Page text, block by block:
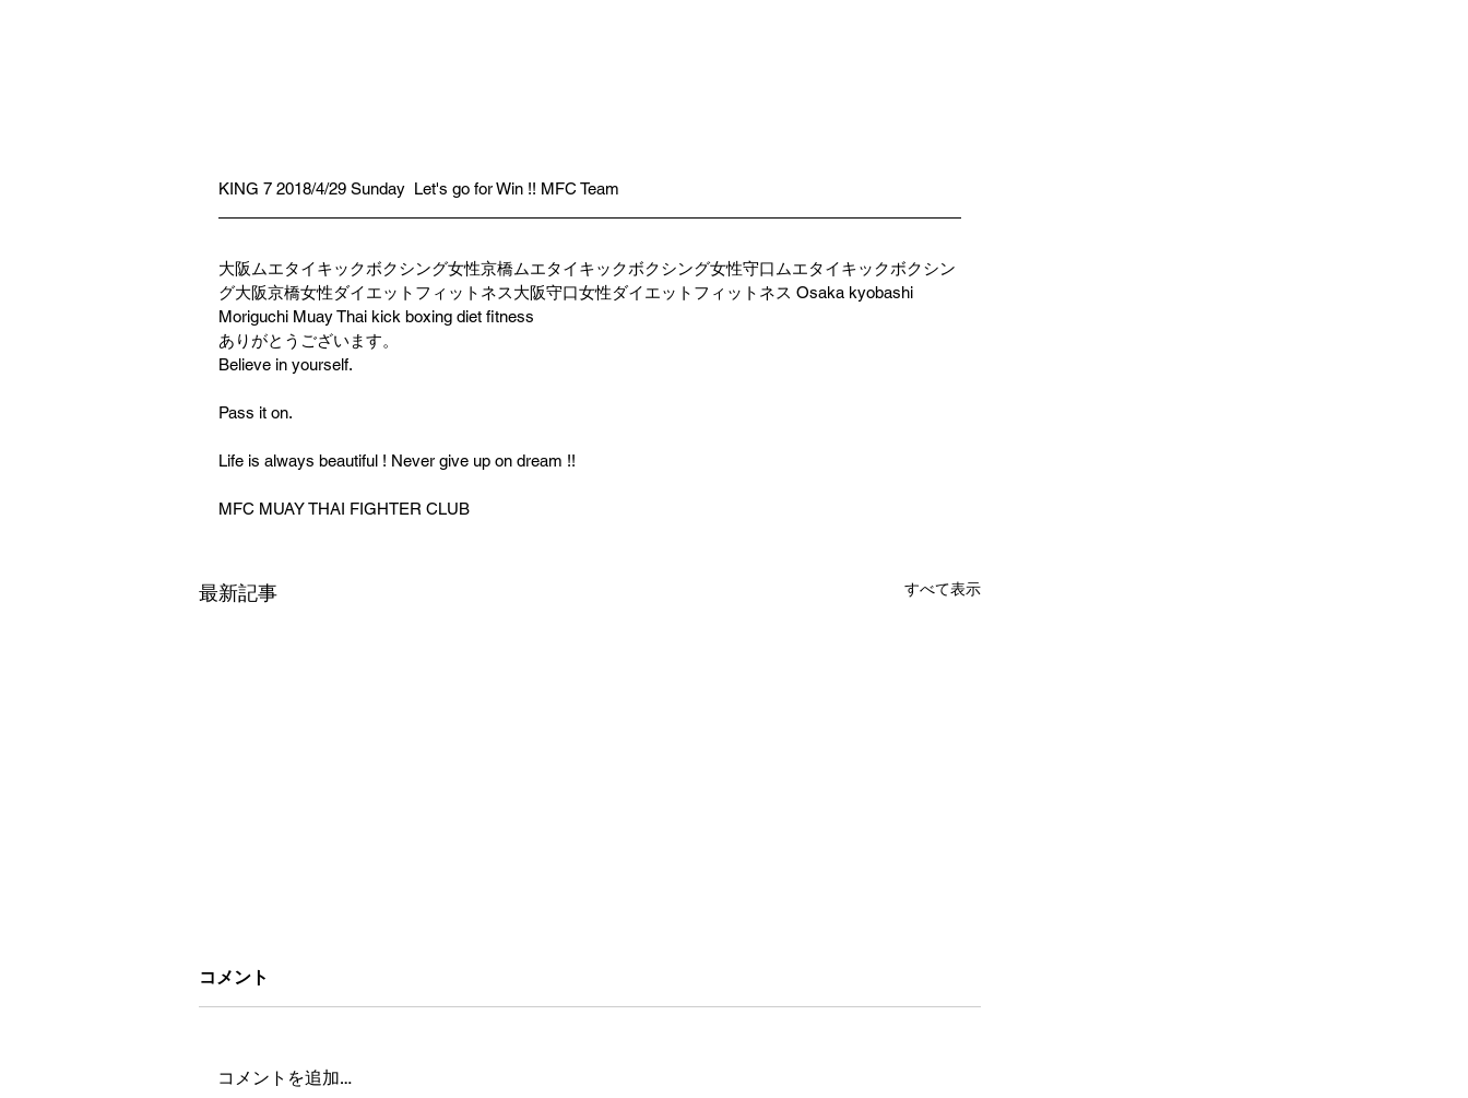
KING 7 2018/4/29 Sunday  Let's go for Win !! MFC Team
大阪ムエタイキックボクシング女性京橋ムエタイキックボクシング女性守口ムエタイキックボクシン
グ大阪京橋女性ダイエットフィットネス大阪守口女性ダイエットフィットネス Osaka kyobashi
Moriguchi Muay Thai kick boxing diet fitness
ありがとうございます。
Believe in yourself.
Pass it on.
Life is always beautiful ! Never give up on dream !!
MFC MUAY THAI FIGHTER CLUB
最新記事 すべて表示
コメント
コメントを追加…